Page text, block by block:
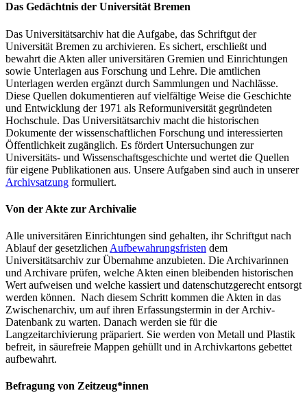
Das Gedächtnis der Universität Bremen
Das Universitätsarchiv hat die Aufgabe, das Schriftgut der
Universität Bremen zu archivieren. Es sichert, erschließt und
bewahrt die Akten aller universitären Gremien und Einrichtungen
sowie Unterlagen aus Forschung und Lehre. Die amtlichen
Unterlagen werden ergänzt durch Sammlungen und Nachlässe.
Diese Quellen dokumentieren auf vielfältige Weise die Geschichte
und Entwicklung der 1971 als Reformuniversität gegründeten
Hochschule. Das Universitätsarchiv macht die historischen
Dokumente der wissenschaftlichen Forschung und interessierten
Öffentlichkeit zugänglich. Es fördert Untersuchungen zur
Universitäts- und Wissenschaftsgeschichte und wertet die Quellen
für eigene Publikationen aus. Unsere Aufgaben sind auch in unserer
Archivsatzung formuliert.
Von der Akte zur Archivalie
Alle universitären Einrichtungen sind gehalten, ihr Schriftgut nach
Ablauf der gesetzlichen Aufbewahrungsfristen dem
Universitätsarchiv zur Übernahme anzubieten. Die Archivarinnen
und Archivare prüfen, welche Akten einen bleibenden historischen
Wert aufweisen und welche kassiert und datenschutzgerecht entsorgt
werden können. Nach diesem Schritt kommen die Akten in das
Zwischenarchiv, um auf ihren Erfassungstermin in der Archiv-
Datenbank zu warten. Danach werden sie für die
Langzeitarchivierung präpariert. Sie werden von Metall und Plastik
befreit, in säurefreie Mappen gehüllt und in Archivkartons gebettet
aufbewahrt.
Befragung von Zeitzeug*innen